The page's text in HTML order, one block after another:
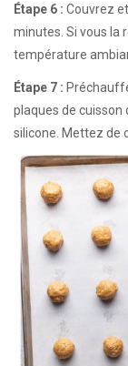
Étape 6 : Couvrez
minutes. Si vous la
température
Étape 7 :
plaques de cuisson
silicone. Mettez de